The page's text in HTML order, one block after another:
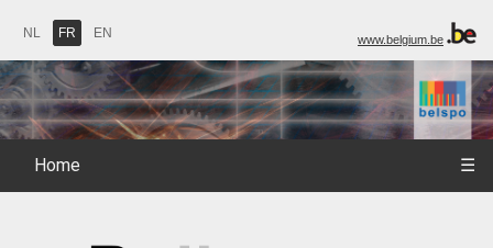
NL FR EN www.belgium.be
Home ☰